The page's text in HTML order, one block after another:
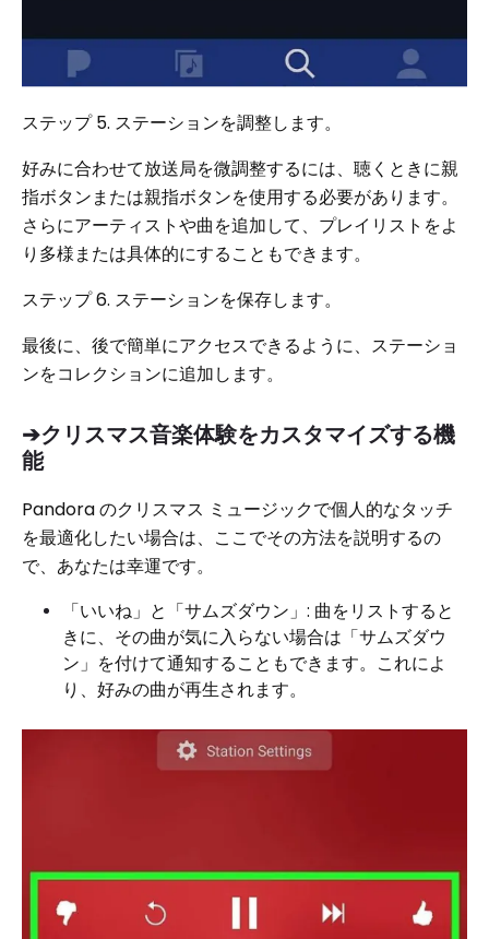
ステップ 5. ステーションを調整します。
好みに合わせて放送局を微調整するには、聴くときに親
指ボタンまたは親指ボタンを使用する必要があります。
さらにアーティストや曲を追加して、プレイリストをよ
り多様または具体的にすることもできます。
ステップ 6. ステーションを保存します。
最後に、後で簡単にアクセスできるように、ステーショ
ンをコレクションに追加します。
➔クリスマス音楽体験をカスタマイズする機
能
Pandora のクリスマス ミュージックで個人的なタッチ
を最適化したい場合は、ここでその方法を説明するの
で、あなたは幸運です。
「いいね」と「サムズダウン」: 曲をリストすると
きに、その曲が気に入らない場合は「サムズダウ
ン」を付けて通知することもできます。これによ
り、好みの曲が再生されます。